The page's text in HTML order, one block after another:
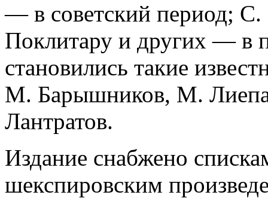
— в советский период;
Поклитару и других — в
становились такие
М. Барышников, М.
Лантратов.
Издание снабжено
шекспировским